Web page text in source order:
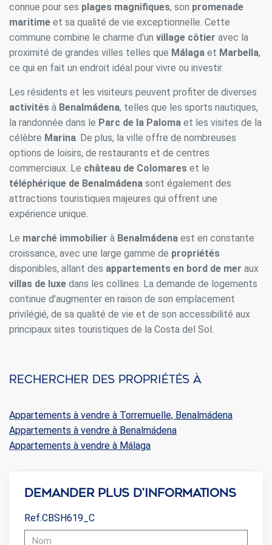
connue pour ses plages magnifiques, son promenade
maritime et sa qualité de vie exceptionnelle. Cette
commune combine le charme d'un village côtier avec la
proximité de grandes villes telles que Málaga et Marbella,
ce qui en fait un endroit idéal pour vivre ou investir.
Les résidents et les visiteurs peuvent profiter de diverses
activités à Benalmádena, telles que les sports nautiques,
la randonnée dans le Parc de la Paloma et les visites de la
célèbre Marina. De plus, la ville offre de nombreuses
options de loisirs, de restaurants et de centres
commerciaux. Le château de Colomares et le
téléphérique de Benalmádena sont également des
attractions touristiques majeures qui offrent une
expérience unique.
Le marché immobilier à Benalmádena est en constante
croissance, avec une large gamme de propriétés
disponibles, allant des appartements en bord de mer aux
villas de luxe dans les collines. La demande de logements
continue d'augmenter en raison de son emplacement
privilégié, de sa qualité de vie et de son accessibilité aux
principaux sites touristiques de la Costa del Sol.
Rechercher des propriétés à
Appartements à vendre à Torremuelle, Benalmádena
Appartements à vendre à Benalmádena
Appartements à vendre à Málaga
Demander plus d'informations
Ref.CBSH619_C
Ces cookies sont utilisés pour stocker des informations sur
les préférences et les choix personnels de l'utilisateur
grâce à l'observation continue de ses habitudes de
navigation. Grâce à eux, nous pouvons connaître les
habitudes de navigation sur le site Web et afficher des
publicités liées au profil de navigation de l'utilisateur.